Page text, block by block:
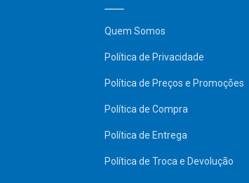
Quem Somos
Política de Privacidade
Política de Preços e Promoções
Política de Compra
Política de Entrega
Política de Troca e Devolução